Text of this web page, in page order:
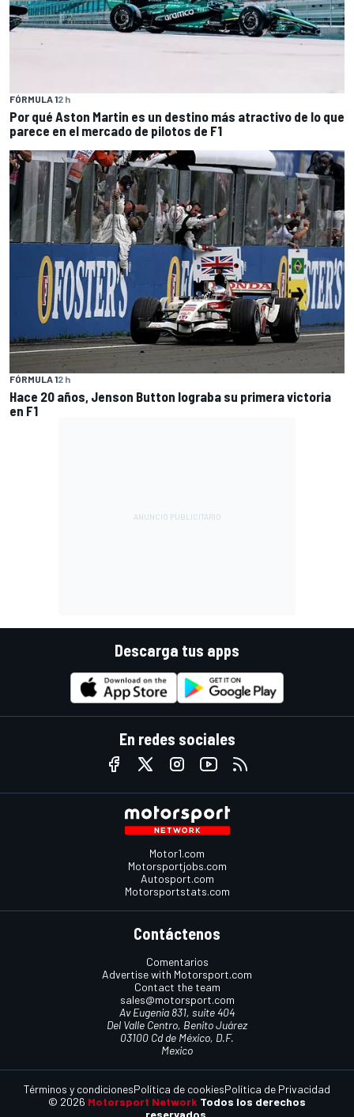
FÓRMULA 12 h
Por qué Aston Martin es un destino más atractivo de lo que
parece en el mercado de pilotos de F1
FÓRMULA 12 h
Hace 20 años, Jenson Button lograba su primera victoria
en F1
Descarga tus apps
En redes sociales
Motor1.com
Motorsportjobs.com
Autosport.com
Motorsportstats.com
Contáctenos
Comentarios
Advertise with Motorsport.com
Contact the team
sales@motorsport.com
Av Eugenia 831, suite 404
Del Valle Centro, Benito Juárez
03100 Cd de México, D.F.
Mexico
© 2026 Motorsport Network Todos los derechos
Términos y condicionesPolítica de cookiesPolítica de Privacidad